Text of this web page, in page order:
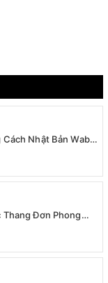
Nhật Bản Wabi-
Thang Đơn Phong